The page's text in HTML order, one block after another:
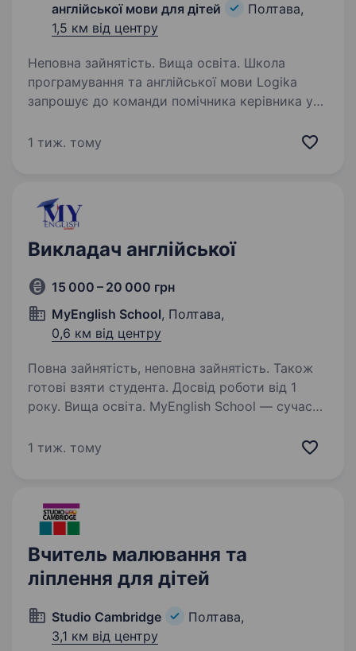
англійської мови для дiтей
Полтава,
1,5 км від центру
Неповна зайнятість. Вища освіта. Школа
програмування та англійської мови Logika
запрошує до команди помічника керівника у
та доброзичливу людину, яка допомагатиме
1 тиж. тому
Викладач англійської
15 000 – 20 000 грн
MyEnglish School, Полтава,
0,6 км від центру
Повна зайнятість, неповна зайнятість. Також
готові взяти студента. Досвід роботи від 1
року. Вища освіта. MyEnglish School — сучасна
дорослих. Ми допомагаємо нашим студентам
матеріалам та дружній атмосфері…
1 тиж. тому
Вчитель малювання та
ліплення для дітей
Studio Cambridge
Полтава,
3,1 км від центру